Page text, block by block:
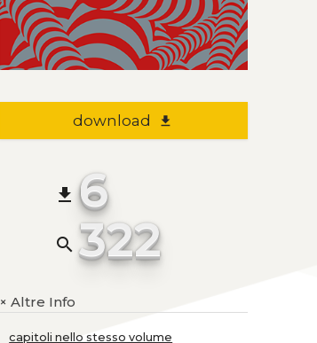
download file_download
file_download 6
search 322
+Altre Info
capitoli nello stesso volume